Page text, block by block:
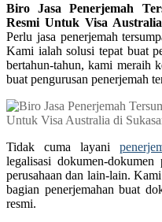
Biro Jasa Penerjemah
Resmi Untuk Visa
Perlu jasa penerjemah
Kami ialah solusi tepat buat
bertahun-tahun, kami meraih
buat pengurusan penerjemah
Tidak cuma layani
legalisasi dokumen-
perusahaan dan lain-lain.
bagian penerjemahan buat
resmi.